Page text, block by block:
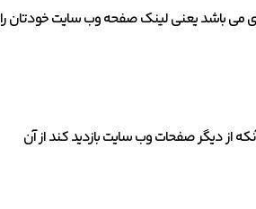
می باشد یعنی لینک صفحه وب سایت خودتان را
از دیگر صفحات وب سایت بازدید کند از آن